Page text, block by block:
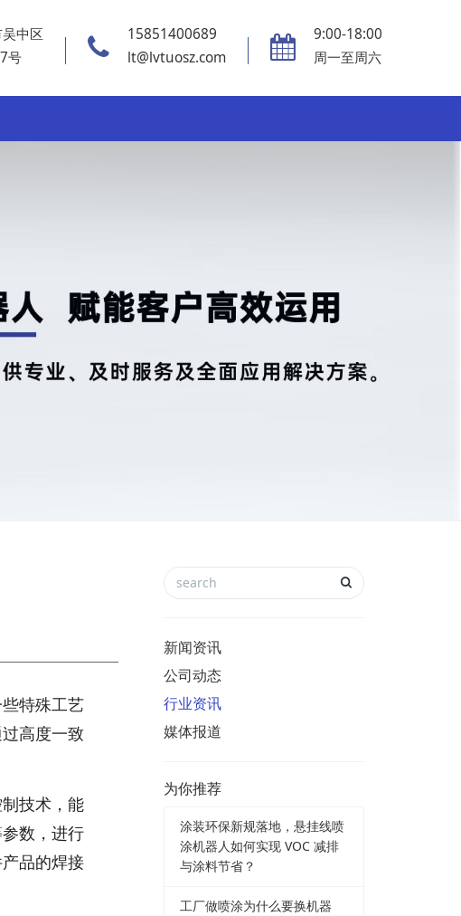
中区
号
15851400689
lt@lvtuosz.com
9:00-18:00
周一至周六
特殊工艺
高度一致
技术，能
数，进行
品的焊接
新闻资讯
公司动态
行业资讯
媒体报道
为你推荐
涂装环保新规落地，悬挂线喷
涂机器人如何实现 VOC 减排
与涂料节省？
工厂做喷涂为什么要换机器